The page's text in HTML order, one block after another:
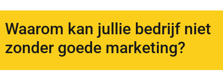
Waarom kan jullie bedrijf niet
zonder goede marketing?